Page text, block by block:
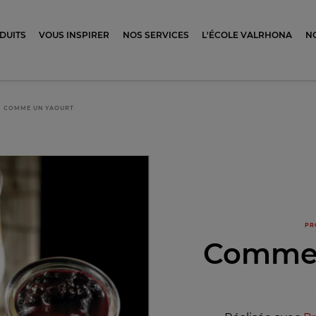
VOUS INSPIRER NOS SERVICES L'ÉCOLE VALRHONA
COMME UN YAOURT